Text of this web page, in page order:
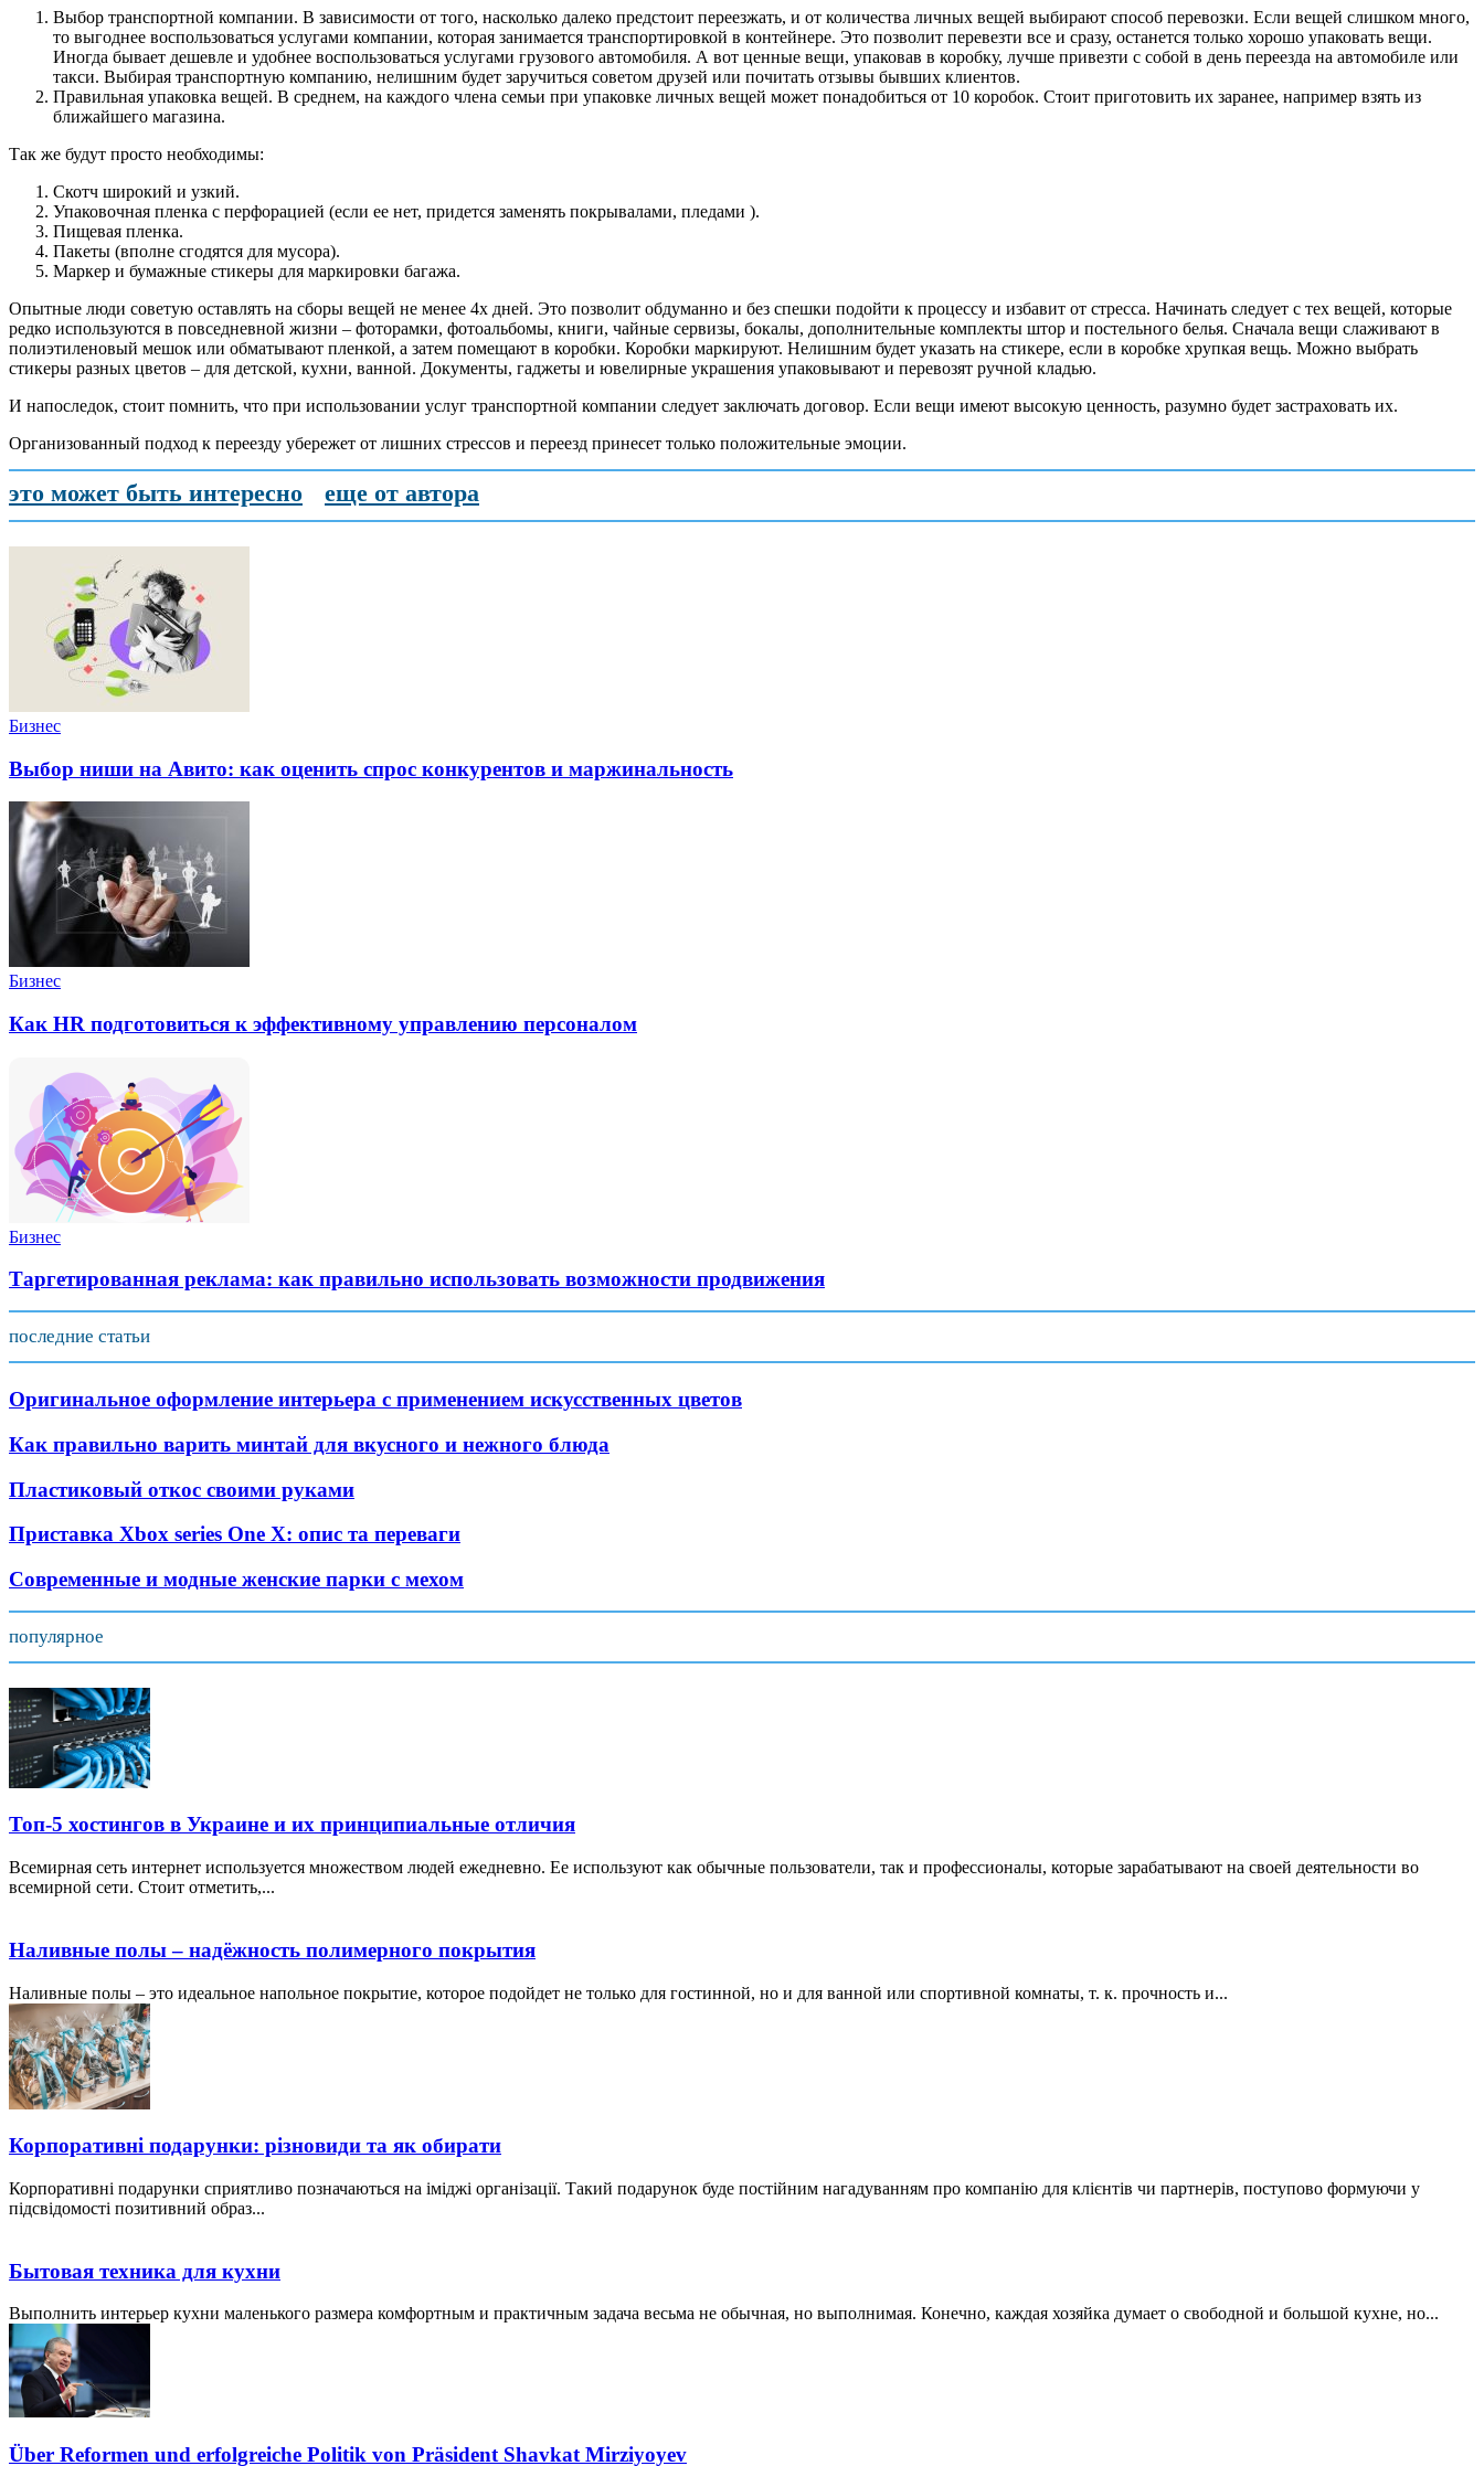
Выбор транспортной компании. В зависимости от того, насколько далеко предстоит переезжать, и от количества личных вещей выбирают способ перевозки. Если вещей слишком много,
то выгоднее воспользоваться услугами компании, которая занимается транспортировкой в контейнере. Это позволит перевезти все и сразу, останется только хорошо упаковать вещи.
Иногда бывает дешевле и удобнее воспользоваться услугами грузового автомобиля. А вот ценные вещи, упаковав в коробку, лучше привезти с собой в день переезда на автомобиле или
такси. Выбирая транспортную компанию, нелишним будет заручиться советом друзей или почитать отзывы бывших клиентов.
Правильная упаковка вещей. В среднем, на каждого члена семьи при упаковке личных вещей может понадобиться от 10 коробок. Стоит приготовить их заранее, например взять из
ближайшего магазина.
Так же будут просто необходимы:
Скотч широкий и узкий.
Упаковочная пленка с перфорацией (если ее нет, придется заменять покрывалами, пледами ).
Пищевая пленка.
Пакеты (вполне сгодятся для мусора).
Маркер и бумажные стикеры для маркировки багажа.
Опытные люди советую оставлять на сборы вещей не менее 4х дней. Это позволит обдуманно и без спешки подойти к процессу и избавит от стресса. Начинать следует с тех вещей, которые
редко используются в повседневной жизни – фоторамки, фотоальбомы, книги, чайные сервизы, бокалы, дополнительные комплекты штор и постельного белья. Сначала вещи слаживают в
полиэтиленовый мешок или обматывают пленкой, а затем помещают в коробки. Коробки маркируют. Нелишним будет указать на стикере, если в коробке хрупкая вещь. Можно выбрать
стикеры разных цветов – для детской, кухни, ванной. Документы, гаджеты и ювелирные украшения упаковывают и перевозят ручной кладью.
И напоследок, стоит помнить, что при использовании услуг транспортной компании следует заключать договор. Если вещи имеют высокую ценность, разумно будет застраховать их.
Организованный подход к переезду убережет от лишних стрессов и переезд принесет только положительные эмоции.
это может быть интересно еще от автора
Бизнес
Выбор ниши на Авито: как оценить спрос конкурентов и маржинальность
Бизнес
Как HR подготовиться к эффективному управлению персоналом
Бизнес
Таргетированная реклама: как правильно использовать возможности продвижения
последние статьи
Оригинальное оформление интерьера с применением искусственных цветов
Как правильно варить минтай для вкусного и нежного блюда
Пластиковый откос своими руками
Приставка Xbox series One X: опис та переваги
Современные и модные женские парки с мехом
популярное
Топ-5 хостингов в Украине и их принципиальные отличия
Всемирная сеть интернет используется множеством людей ежедневно. Ее используют как обычные пользователи, так и профессионалы, которые зарабатывают на своей деятельности во
всемирной сети. Стоит отметить,...
Наливные полы – надёжность полимерного покрытия
Наливные полы – это идеальное напольное покрытие, которое подойдет не только для гостинной, но и для ванной или спортивной комнаты, т. к. прочность и...
Корпоративні подарунки: різновиди та як обирати
Корпоративні подарунки сприятливо позначаються на іміджі організації. Такий подарунок буде постійним нагадуванням про компанію для клієнтів чи партнерів, поступово формуючи у
підсвідомості позитивний образ...
Бытовая техника для кухни
Выполнить интерьер кухни маленького размера комфортным и практичным задача весьма не обычная, но выполнимая. Конечно, каждая хозяйка думает о свободной и большой кухне, но...
Über Reformen und erfolgreiche Politik von Präsident Shavkat Mirziyoyev